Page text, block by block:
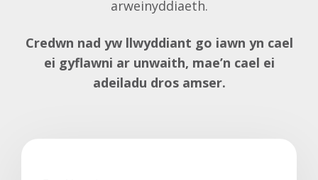
arweinyddiaeth.
Credwn nad yw llwyddiant go iawn yn cael
ei gyflawni ar unwaith, mae’n cael ei
adeiladu dros amser.